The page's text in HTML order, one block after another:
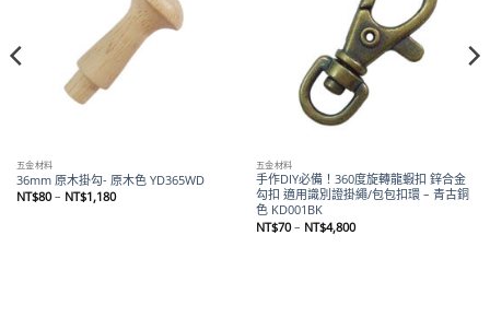
五金材料
36mm 原木掛勾- 原木色 YD365WD
NT$80 – NT$1,180價
五金材料
手作DIY必備！360度旋轉龍蝦扣 鋅合金
勾扣 適用識別證掛繩/包包扣環 – 青古銅
色 KD001BK
NT$70 – NT$4,800價
格